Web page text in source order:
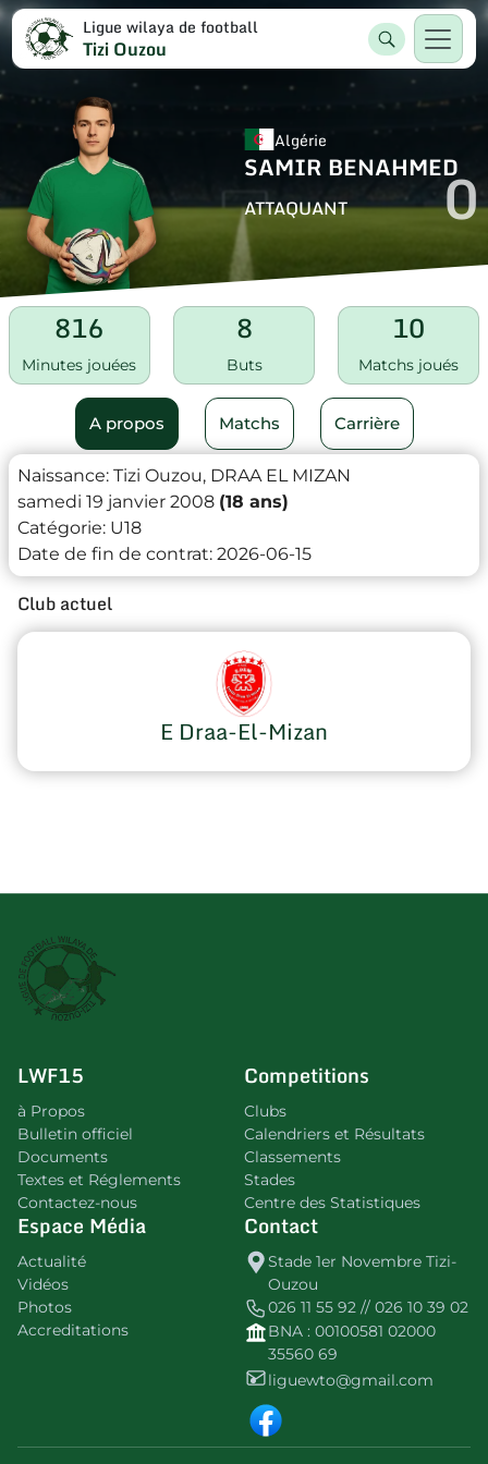
Ligue wilaya de football
Tizi Ouzou
Algérie
SAMIR BENAHMED
ATTAQUANT 0
816
Minutes jouées
8
Buts
10
Matchs joués
A propos Matchs Carrière
Naissance: Tizi Ouzou, DRAA EL MIZAN
samedi 19 janvier 2008 (18 ans)
Catégorie: U18
Date de fin de contrat: 2026-06-15
Club actuel
E Draa-El-Mizan
LWF15
à Propos
Bulletin officiel
Documents
Textes et Réglements
Contactez-nous
Competitions
Clubs
Calendriers et Résultats
Classements
Stades
Centre des Statistiques
Espace Média
Actualité
Vidéos
Photos
Accreditations
Contact
Stade 1er Novembre Tizi-
Ouzou
026 11 55 92 // 026 10 39 02
BNA : 00100581 02000
35560 69
liguewto@gmail.com